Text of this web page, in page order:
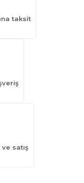
taksit
satış